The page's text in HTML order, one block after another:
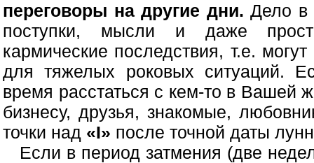
переговоры на другие дни.Дело в
поступки, мысли и даже
кармические последствия, т.е.
для тяжелых роковых ситуаций.
время расстаться с кем-то в Вашей
бизнесу, друзья, знакомые,
точки над «I» после точной даты
Если в период затмения (две